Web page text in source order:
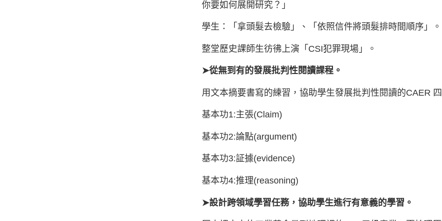
你要如何展開研究？」
學生：「拿頭髮去檢驗」、「依照信件將頭髮排時間順序」。
整堂歷史課師生彷彿上演「CSI犯罪現場」。
➤從無到有的發展批判性閱讀課程。
用文本摘要書寫的練習，協助學生發展批判性閱讀的CAER 四
基本功1:主張(Claim)
基本功2:論點(argument)
基本功3:証據(evidence)
基本功4:推理(reasoning)
➤設計跨領域學習任務，協助學生進行有意義的學習。